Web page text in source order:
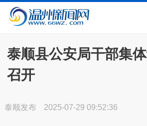
泰顺县公安局干部集
召开
泰顺发布 2025-07-29 09:52:36